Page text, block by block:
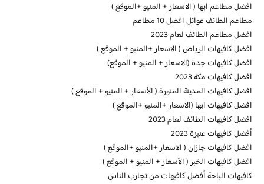
افضل مطاعم ابها ( الاسعار + المنيو +الموقع )
مطاعم الطائف عوائل افضل 10 مطاعم
افضل مطاعم الطائف لعام 2023
افضل كافيهات الرياض ( الاسعار +المنيو + الموقع )
افضل كافيهات جدة (الاسعار + المنيو + الموقع)
افضل كافيهات مكة 2023
افضل كافيهات المدينة المنورة ( الأسعار + المنيو + الموقع )
افضل كافيهات ابها (الاسعار +المنيو +الموقع )
افضل كافيهات الطائف لعام 2023
أفضل كافيهات عنيزة 2023
افضل كافيهات جازان ( الاسعار +المنيو +الموقع )
افضل كافيهات الخبر ( الأسعار + المنيو + الموقع )
كافيهات الباحة أفضل كافيهات من تجارب الناس